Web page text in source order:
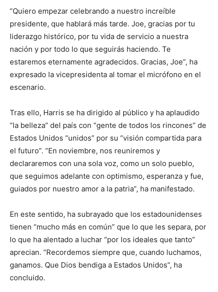
“Quiero empezar celebrando a nuestro increíble
presidente, que hablará más tarde. Joe, gracias por tu
liderazgo histórico, por tu vida de servicio a nuestra
nación y por todo lo que seguirás haciendo. Te
estaremos eternamente agradecidos. Gracias, Joe”, ha
expresado la vicepresidenta al tomar el micrófono en el
escenario.
Tras ello, Harris se ha dirigido al público y ha aplaudido
“la belleza” del país con “gente de todos los rincones” de
Estados Unidos “unidos” por su “visión compartida para
el futuro”. “En noviembre, nos reuniremos y
declararemos con una sola voz, como un solo pueblo,
que seguimos adelante con optimismo, esperanza y fue,
guiados por nuestro amor a la patria”, ha manifestado.
En este sentido, ha subrayado que los estadounidenses
tienen “mucho más en común” que lo que les separa, por
lo que ha alentado a luchar “por los ideales que tanto”
aprecian. “Recordemos siempre que, cuando luchamos,
ganamos. Que Dios bendiga a Estados Unidos”, ha
concluido.